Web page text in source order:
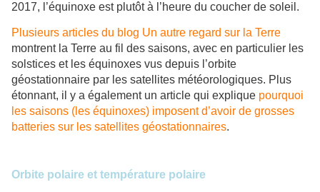
2017, l’équinoxe est plutôt à l’heure du coucher de soleil.
Plusieurs articles du blog Un autre regard sur la Terre
montrent la Terre au fil des saisons, avec en particulier les
solstices et les équinoxes vus depuis l’orbite
géostationnaire par les satellites météorologiques. Plus
étonnant, il y a également un article qui explique pourquoi
les saisons (les équinoxes) imposent d’avoir de grosses
batteries sur les satellites géostationnaires.
Orbite polaire et température polaire